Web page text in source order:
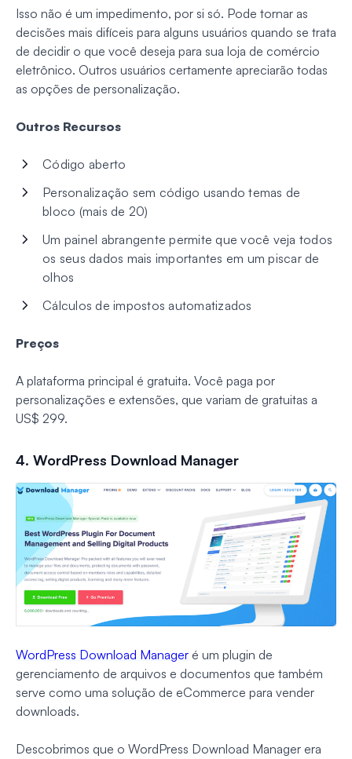
Isso não é um impedimento, por si só. Pode tornar as
decisões mais difíceis para alguns usuários quando se trata
de decidir o que você deseja para sua loja de comércio
eletrônico. Outros usuários certamente apreciarão todas
as opções de personalização.
Outros Recursos
Código aberto
Personalização sem código usando temas de
bloco (mais de 20)
Um painel abrangente permite que você veja todos
os seus dados mais importantes em um piscar de
olhos
Cálculos de impostos automatizados
Preços
A plataforma principal é gratuita. Você paga por
personalizações e extensões, que variam de gratuitas a
US$ 299.
4. WordPress Download Manager
WordPress Download Manager é um plugin de
gerenciamento de arquivos e documentos que também
serve como uma solução de eCommerce para vender
downloads.
Descobrimos que o WordPress Download Manager era